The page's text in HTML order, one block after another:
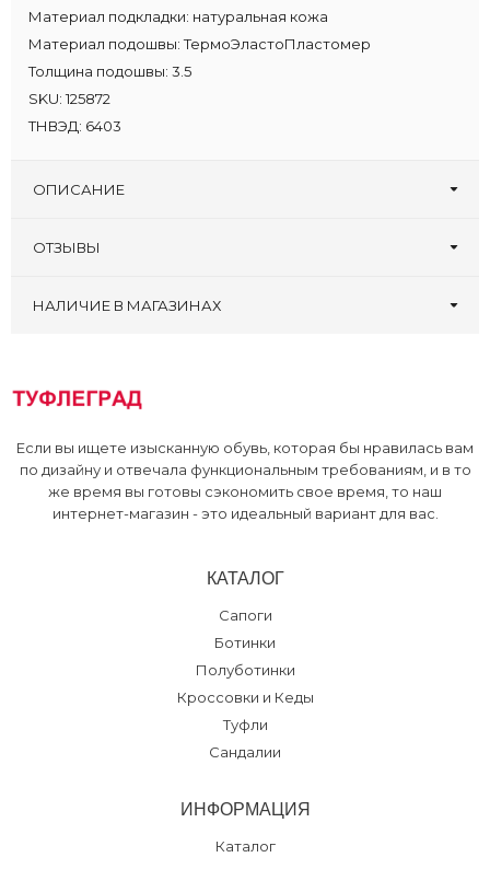
Материал подкладки: натуральная кожа
Материал подошвы: ТермоЭластоПластомер
Толщина подошвы: 3.5
SKU: 125872
ТНВЭД: 6403
ОПИСАНИЕ
ОТЗЫВЫ
Оставьте первый отзыв!
НАЛИЧИЕ В МАГАЗИНАХ
Если вы ищете изысканную обувь, которая бы нравилась вам
по дизайну и отвечала функциональным требованиям, и в то
же время вы готовы сэкономить свое время, то наш
интернет-магазин - это идеальный вариант для вас.
КАТАЛОГ
Сапоги
Ботинки
Полуботинки
Кроссовки и Кеды
Туфли
Сандалии
ИНФОРМАЦИЯ
Каталог